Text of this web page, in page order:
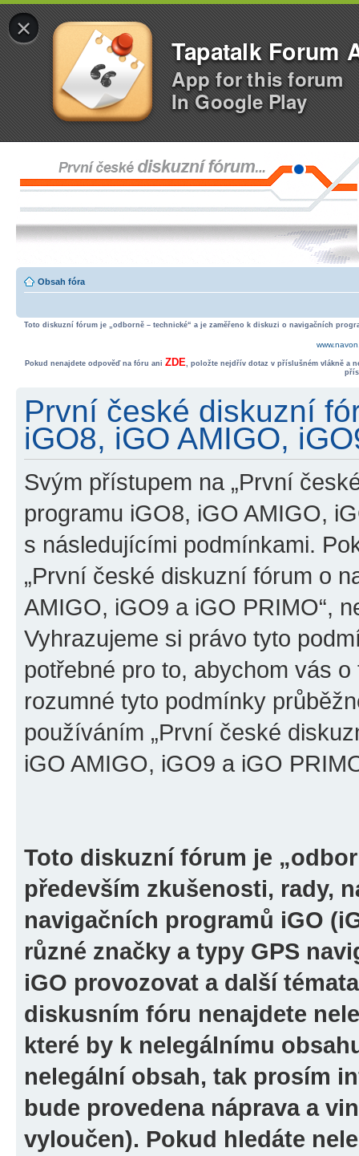
×
Tapatalk Forum
App for this forum
In Google Play
Obsah fóra
Toto diskuzní fórum je „odborně – technické“ a je zaměřeno k diskuzi o navigačních
Pokud nenajdete odpověď na fóru ani ZDE, položte nejdřív dotaz v příslušném vlákně a
První české diskuzní
iGO8, iGO AMIGO,
Svým přístupem na „První
programu iGO8, iGO AMIGO,
s následujícími podmínkami.
„První české diskuzní fórum o
AMIGO, iGO9 a iGO PRIMO“,
Vyhrazujeme si právo tyto
potřebné pro to, abychom vás
rozumné tyto podmínky
používáním „První české
iGO AMIGO, iGO9 a iGO
Toto diskuzní fórum je
především zkušenosti, rady,
navigačních programů iGO
různé značky a typy GPS
iGO provozovat a další
diskusním fóru nenajdete
které by k nelegálnímu
nelegální obsah, tak prosím
bude provedena náprava a
vyloučen). Pokud hledáte